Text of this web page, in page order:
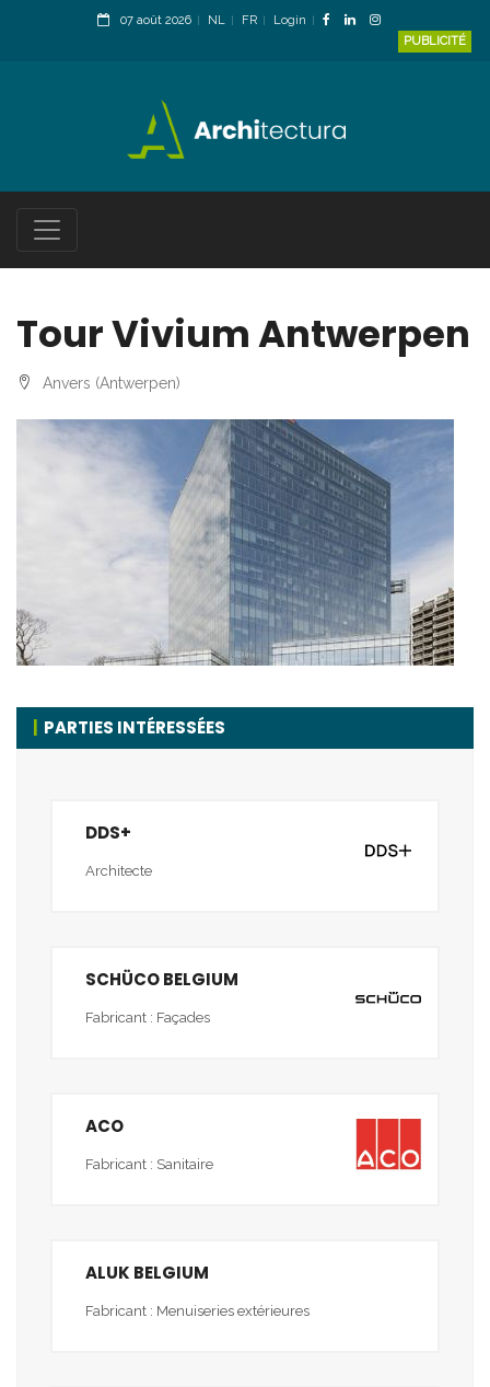
07 août 2026 NL FR
Login
PUBLICITÉ
Tour Vivium Antwerpen
Anvers (Antwerpen)
PARTIES INTÉRESSÉES
DDS+
Architecte
SCHÜCO BELGIUM
Fabricant : Façades
ACO
Fabricant : Sanitaire
ALUK BELGIUM
Fabricant : Menuiseries extérieures